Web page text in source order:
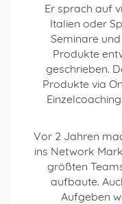
Er sprach auf
Italien oder
Seminare
Produkte
geschrieben.
Produkte via
Vor 2 Jahren
ins Network
größten
aufbaute.
Aufgeben